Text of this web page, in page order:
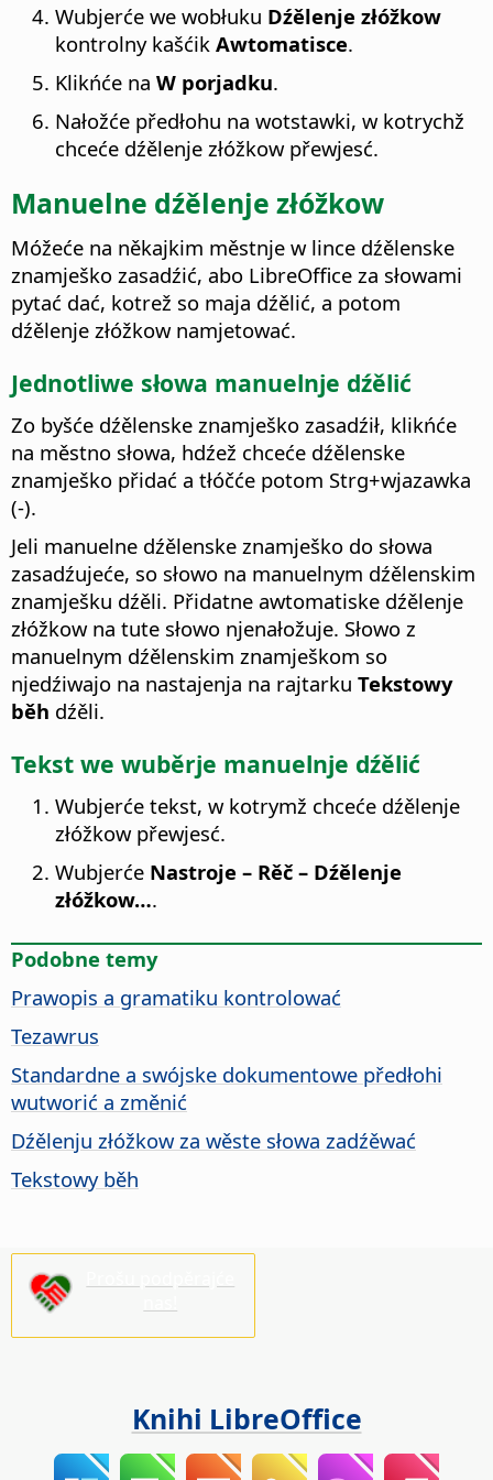
Wubjerće we wobłuku Dźělenje złóžkow
kontrolny kašćik Awtomatisce.
Klikńće na W porjadku.
Nałožće předłohu na wotstawki, w kotrychž
chceće dźělenje złóžkow přewjesć.
Manuelne dźělenje złóžkow
Móžeće na někajkim městnje w lince dźělenske
znamješko zasadźić, abo LibreOffice za słowami
pytać dać, kotrež so maja dźělić, a potom
dźělenje złóžkow namjetować.
Jednotliwe słowa manuelnje dźělić
Zo byšće dźělenske znamješko zasadźił, klikńće
na městno słowa, hdźež chceće dźělenske
znamješko přidać a tłóčće potom Strg+wjazawka
(-).
Jeli manuelne dźělenske znamješko do słowa
zasadźujeće, so słowo na manuelnym dźělenskim
znamješku dźěli. Přidatne awtomatiske dźělenje
złóžkow na tute słowo njenałožuje. Słowo z
manuelnym dźělenskim znamješkom so
njedźiwajo na nastajenja na rajtarku Tekstowy
běh dźěli.
Tekst we wuběrje manuelnje dźělić
Wubjerće tekst, w kotrymž chceće dźělenje
złóžkow přewjesć.
Wubjerće Nastroje – Rěč – Dźělenje
złóžkow….
Podobne temy
Prawopis a gramatiku kontrolować
Tezawrus
Standardne a swójske dokumentowe předłohi
wutworić a změnić
Dźělenju złóžkow za wěste słowa zadźěwać
Tekstowy běh
Knihi LibreOffice